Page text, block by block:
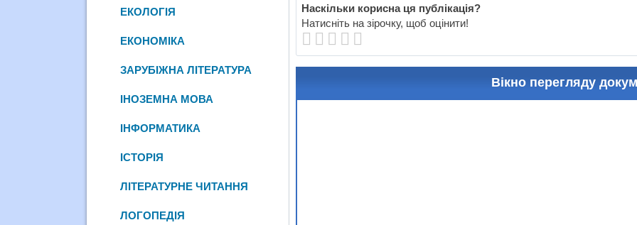
Наскільки корисна ця публікація?
Натисніть на зірочку, щоб оцінити!
Вікно перегляду
ЕКОЛОГІЯ
ЕКОНОМІКА
ЗАРУБІЖНА ЛІТЕРАТУРА
ІНОЗЕМНА МОВА
ІНФОРМАТИКА
ІСТОРІЯ
ЛІТЕРАТУРНЕ ЧИТАННЯ
ЛОГОПЕДІЯ